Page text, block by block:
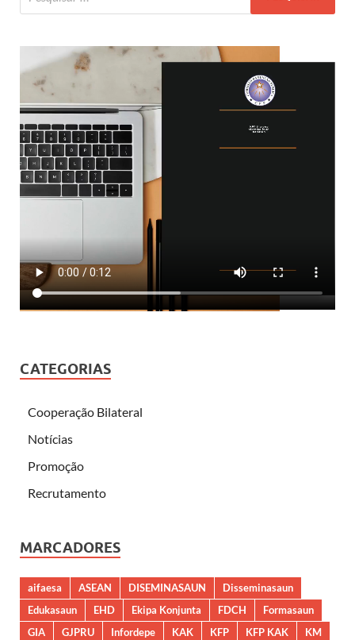
CATEGORIAS
Cooperação Bilateral
Notícias
Promoção
Recrutamento
MARCADORES
aifaesa ASEAN DISEMINASAUN
Disseminasaun
Edukasaun
EHD Ekipa Konjunta FDCH
Formasaun
GIA
GJPRU Infordepe KAK KFP KFP KAK KM